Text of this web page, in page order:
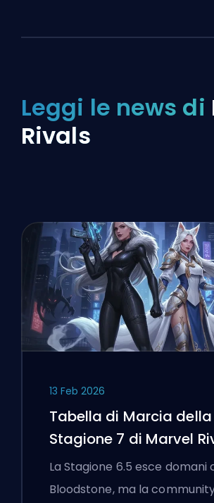
Leggi le news di
Rivals
13 Feb 2026
Tabella di Marcia della
Stagione 7 di Marvel
Black Cat, White Fox e
Monsters Take
La Stagione 6.5 esce domani
Bloodstone, ma la